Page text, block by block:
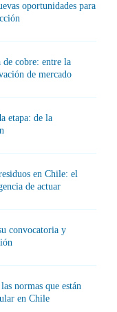
oportunidades para
cobre: entre la
de mercado
etapa: de la
en Chile: el
de actuar
convocatoria y
normas que están
en Chile